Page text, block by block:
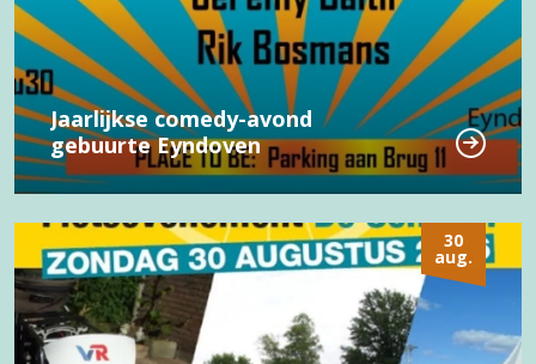
Jaarlijkse comedy-avond
gebuurte Eyndoven
30
aug.